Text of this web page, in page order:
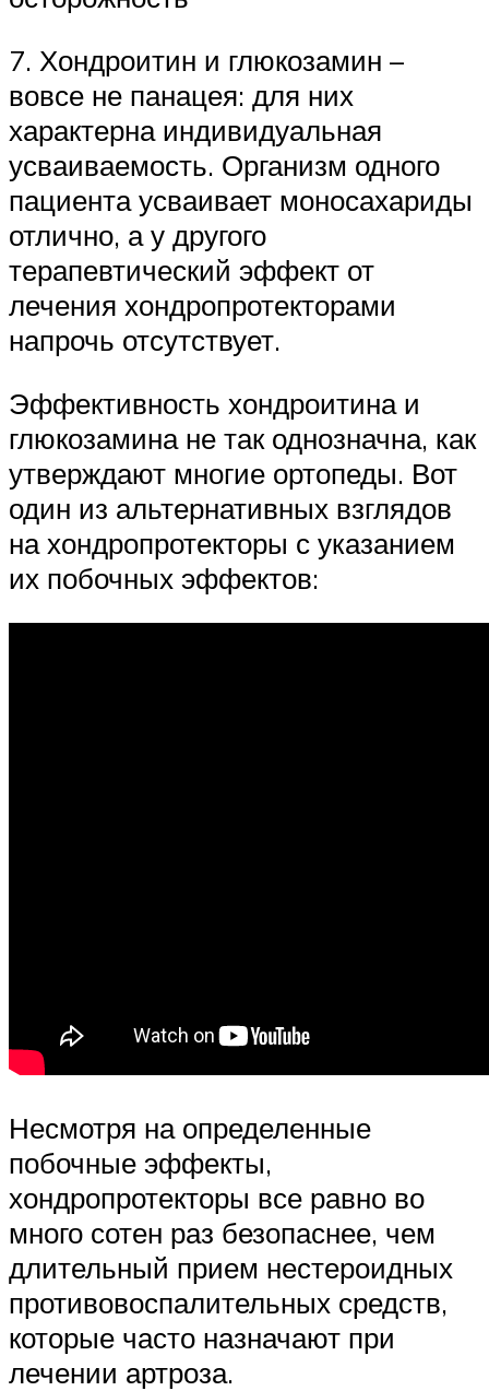
7. Хондроитин и глюкозамин –
вовсе не панацея: для них
характерна индивидуальная
усваиваемость. Организм одного
пациента усваивает моносахариды
отлично, а у другого
терапевтический эффект от
лечения хондропротекторами
напрочь отсутствует.
Эффективность хондроитина и
глюкозамина не так однозначна, как
утверждают многие ортопеды. Вот
один из альтернативных взглядов
на хондропротекторы с указанием
их побочных эффектов:
Несмотря на определенные
побочные эффекты,
хондропротекторы все равно во
много сотен раз безопаснее, чем
длительный прием нестероидных
противовоспалительных средств,
которые часто назначают при
лечении артроза.